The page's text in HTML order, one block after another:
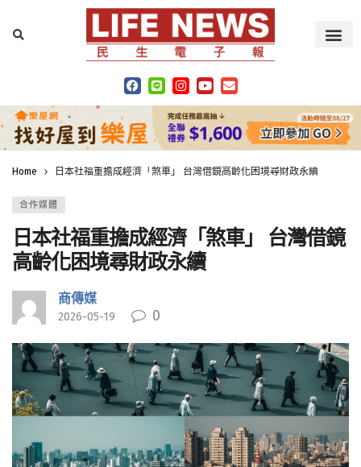
Home 日本社福重擔成經濟「煞車」 台灣借鏡高齡化困境尋財政永續
合作媒體
日本社福重擔成經濟「煞車」 台灣借鏡
高齡化困境尋財政永續
商傳媒
2026-05-19 0